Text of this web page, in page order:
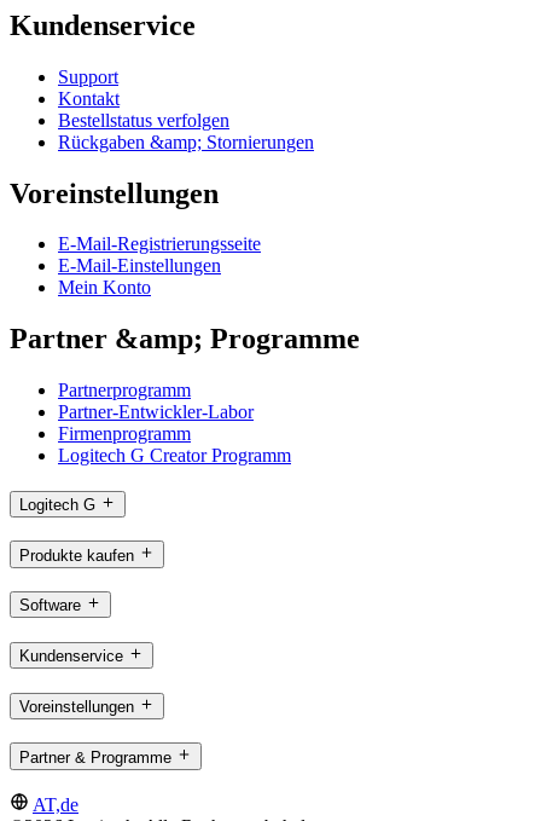
Kundenservice
Support
Kontakt
Bestellstatus verfolgen
Rückgaben &amp; Stornierungen
Voreinstellungen
E-Mail-Registrierungsseite
E-Mail-Einstellungen
Mein Konto
Partner &amp; Programme
Partnerprogramm
Partner-Entwickler-Labor
Firmenprogramm
Logitech G Creator Programm
Logitech G
Produkte kaufen
Software
Kundenservice
Voreinstellungen
Partner & Programme
AT,de